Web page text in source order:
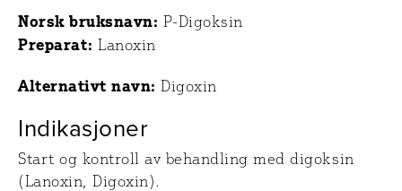
Norsk bruksnavn: P-Digoksin
Preparat: Lanoxin
Alternativt navn:Digoxin
Indikasjoner
Start og kontroll av behandling med digoksin
(Lanoxin, Digoxin).